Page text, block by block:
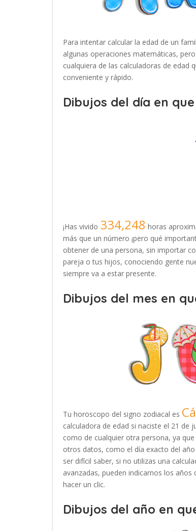
Para intentar calcular la edad de un
algunas operaciones matemáticas,
cualquiera de las calculadoras de
conveniente y rápido.
Dibujos del día en
¡Has vivido 334,248 horas
más que un número ¡pero qué
obtener de una persona, sin importar
pareja o tus hijos, conociendo gente
siempre va a estar presente.
Dibujos del mes en
Tu horoscopo del signo zodiacal es
calculadora de edad si naciste el 21 de
como de cualquier otra persona, ya
otros datos, como el día exacto del
ser difícil saber, si no utilizas una
avanzadas, pueden indicarnos los
hacer un clic.
Dibujos del año en